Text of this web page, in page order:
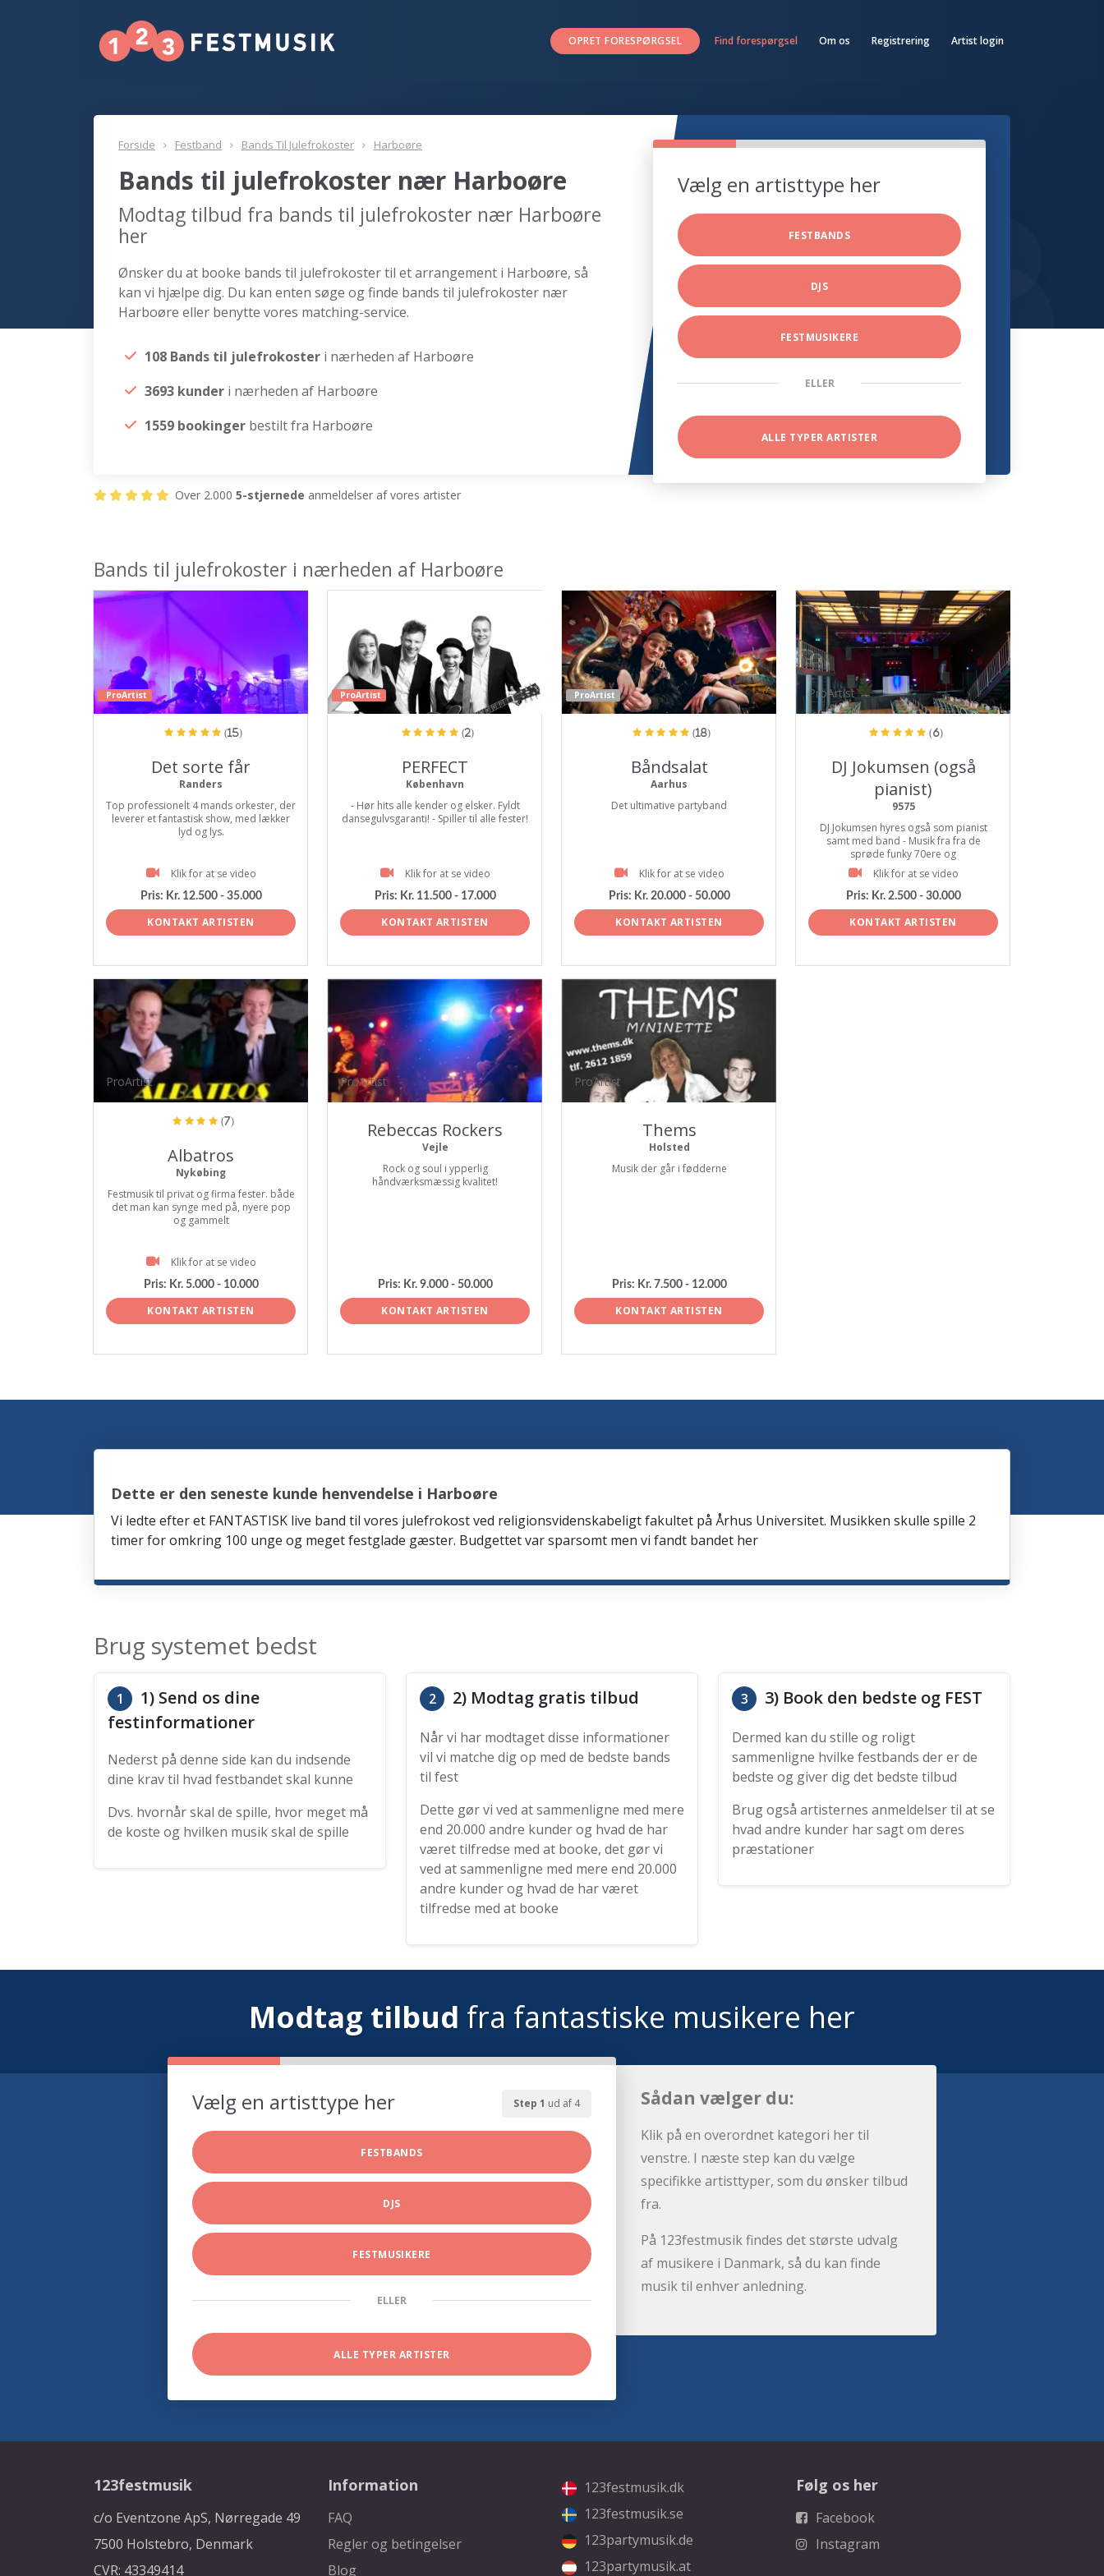
OPRET FORESPØRGSEL Find forespørgsel Om os Registrering Artist login
Forside Festband Bands Til Julefrokoster Harboøre
Bands til julefrokoster nær Harboøre
Modtag tilbud fra bands til julefrokoster nær Harboøre
her
Ønsker du at booke bands til julefrokoster til et arrangement i Harboøre, så
kan vi hjælpe dig. Du kan enten søge og finde bands til julefrokoster nær
Harboøre eller benytte vores matching-service.
108 Bands til julefrokoster i nærheden af Harboøre
3693 kunder i nærheden af Harboøre
1559 bookinger bestilt fra Harboøre
Vælg en artisttype her
FESTBANDS
DJS
FESTMUSIKERE
ELLER
ALLE TYPER ARTISTER
Over 2.000 5-stjernede anmeldelser af vores artister
Bands til julefrokoster i nærheden af Harboøre
ProArtist
(15)
Det sorte får
Randers
Top professionelt 4 mands orkester, der
leverer et fantastisk show, med lækker
lyd og lys.
Klik for at se video
Pris: Kr. 12.500 - 35.000
KONTAKT ARTISTEN
ProArtist
(2)
PERFECT
København
- Hør hits alle kender og elsker. Fyldt
dansegulvsgaranti! - Spiller til alle fester!
Klik for at se video
Pris: Kr. 11.500 - 17.000
KONTAKT ARTISTEN
ProArtist
(18)
Båndsalat
Aarhus
Det ultimative partyband
Klik for at se video
Pris: Kr. 20.000 - 50.000
KONTAKT ARTISTEN
ProArtist
(6)
DJ Jokumsen (også
pianist)
9575
DJ Jokumsen hyres også som pianist
samt med band - Musik fra fra de
sprøde funky 70ere og
Klik for at se video
Pris: Kr. 2.500 - 30.000
KONTAKT ARTISTEN
ProArtist
(7)
Albatros
Nykøbing
Festmusik til privat og firma fester. både
det man kan synge med på, nyere pop
og gammelt
Klik for at se video
Pris: Kr. 5.000 - 10.000
KONTAKT ARTISTEN
ProArtist
Rebeccas Rockers
Vejle
Rock og soul i ypperlig
håndværksmæssig kvalitet!
Pris: Kr. 9.000 - 50.000
KONTAKT ARTISTEN
ProArtist
Thems
Holsted
Musik der går i fødderne
Pris: Kr. 7.500 - 12.000
KONTAKT ARTISTEN
Dette er den seneste kunde henvendelse i Harboøre
Vi ledte efter et FANTASTISK live band til vores julefrokost ved religionsvidenskabeligt fakultet på Århus Universitet. Musikken skulle spille 2
timer for omkring 100 unge og meget festglade gæster. Budgettet var sparsomt men vi fandt bandet her
Brug systemet bedst
1
1) Send os dine
festinformationer
Nederst på denne side kan du indsende
dine krav til hvad festbandet skal kunne
Dvs. hvornår skal de spille, hvor meget må
de koste og hvilken musik skal de spille
2 2) Modtag gratis tilbud
Når vi har modtaget disse informationer
vil vi matche dig op med de bedste bands
til fest
Dette gør vi ved at sammenligne med mere
end 20.000 andre kunder og hvad de har
været tilfredse med at booke, det gør vi
ved at sammenligne med mere end 20.000
andre kunder og hvad de har været
tilfredse med at booke
3 3) Book den bedste og FEST
Dermed kan du stille og roligt
sammenligne hvilke festbands der er de
bedste og giver dig det bedste tilbud
Brug også artisternes anmeldelser til at se
hvad andre kunder har sagt om deres
præstationer
Modtag tilbud fra fantastiske musikere her
Step 1 ud af 4
Vælg en artisttype her
FESTBANDS
DJS
FESTMUSIKERE
ELLER
ALLE TYPER ARTISTER
Sådan vælger du:
Klik på en overordnet kategori her til
venstre. I næste step kan du vælge
specifikke artisttyper, som du ønsker tilbud
fra.
På 123festmusik findes det største udvalg
af musikere i Danmark, så du kan finde
musik til enhver anledning.
123festmusik
c/o Eventzone ApS, Nørregade 49
7500 Holstebro, Denmark
CVR: 43349414
Information
FAQ
Regler og betingelser
Blog
123festmusik.dk
123festmusik.se
123partymusik.de
123partymusik.at
Følg os her
Facebook
Instagram